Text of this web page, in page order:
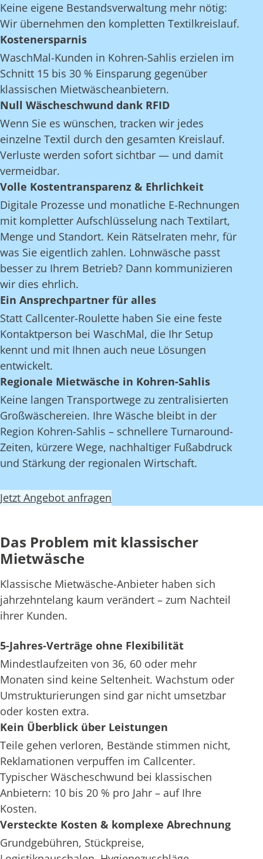
Keine eigene Bestandsverwaltung mehr nötig:
Wir übernehmen den kompletten Textilkreislauf.
Kostenersparnis
WaschMal-Kunden in Kohren-Sahlis erzielen im
Schnitt 15 bis 30 % Einsparung gegenüber
klassischen Mietwäscheanbietern.
Null Wäscheschwund dank RFID
Wenn Sie es wünschen, tracken wir jedes
einzelne Textil durch den gesamten Kreislauf.
Verluste werden sofort sichtbar — und damit
vermeidbar.
Volle Kostentransparenz & Ehrlichkeit
Digitale Prozesse und monatliche E-Rechnungen
mit kompletter Aufschlüsselung nach Textilart,
Menge und Standort. Kein Rätselraten mehr, für
was Sie eigentlich zahlen. Lohnwäsche passt
besser zu Ihrem Betrieb? Dann kommunizieren
wir dies ehrlich.
Ein Ansprechpartner für alles
Statt Callcenter-Roulette haben Sie eine feste
Kontaktperson bei WaschMal, die Ihr Setup
kennt und mit Ihnen auch neue Lösungen
entwickelt.
Regionale Mietwäsche in Kohren-Sahlis
Keine langen Transportwege zu zentralisierten
Großwäschereien. Ihre Wäsche bleibt in der
Region Kohren-Sahlis – schnellere Turnaround-
Zeiten, kürzere Wege, nachhaltiger Fußabdruck
und Stärkung der regionalen Wirtschaft.
Jetzt Angebot anfragen
Das Problem mit klassischer
Mietwäsche
Klassische Mietwäsche-Anbieter haben sich
jahrzehntelang kaum verändert – zum Nachteil
ihrer Kunden.
5-Jahres-Verträge ohne Flexibilität
Mindestlaufzeiten von 36, 60 oder mehr
Monaten sind keine Seltenheit. Wachstum oder
Umstrukturierungen sind gar nicht umsetzbar
oder kosten extra.
Kein Überblick über Leistungen
Teile gehen verloren, Bestände stimmen nicht,
Reklamationen verpuffen im Callcenter.
Typischer Wäscheschwund bei klassischen
Anbietern: 10 bis 20 % pro Jahr – auf Ihre
Kosten.
Versteckte Kosten & komplexe Abrechnung
Grundgebühren, Stückpreise,